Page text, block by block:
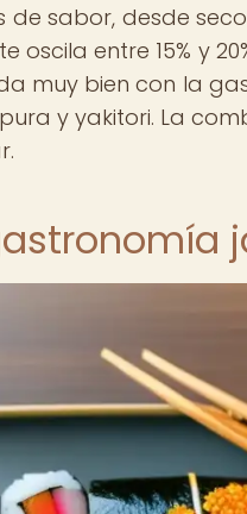
de sabor, desde
entre 15% y
muy bien con la
y yakitori. La